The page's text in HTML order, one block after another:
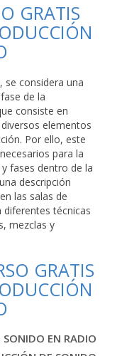
GRATIS
se considera una
de la
consiste en
elementos
Por ello, este
para la
fases dentro de la
descripción
las salas de
técnicas
mezclas y
GRATIS
EN RADIO